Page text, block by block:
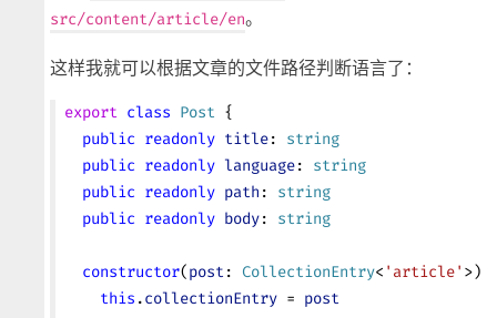
src/content/article/en。
这样我就可以根据文章的文件路径判断语言了：
export class Post {
  public
readonly title: string
  public
readonly language: string
  public
readonly path : string
  public
readonly body: string
  constructor
(post : CollectionEntry< 'article' >)
    this
.collectionEntry = post